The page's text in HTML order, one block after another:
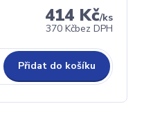
414 Kč/ks
370 Kčbez DPH
Přidat do košíku